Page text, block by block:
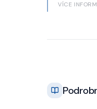
VÍCE